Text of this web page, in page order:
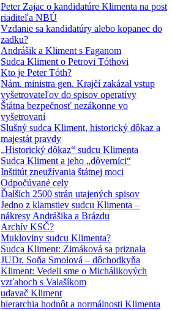
Peter Zajac o kandidatúre Klimenta na post
riaditeľa NBÚ
Vzdanie sa kandidatúry alebo kopanec do
zadku?
Andrášik a Kliment s Faganom
Sudca Kliment o Petrovi Tóthovi
Kto je Peter Tóth?
Nám. ministra gen. Krajčí zakázal vstup
vyšetrovateľov do spisov operatívy
Štátna bezpečnosť nezákonne vo
vyšetrovaní
Slušný sudca Kliment, historický dôkaz a
majestát pravdy
„Historický dôkaz“ sudcu Klimenta
Sudca Kliment a jeho „dôverníci“
Inštitút zneužívania štátnej moci
Odpočúvané cely
Ďalších 2500 strán utajených spisov
Jedno z klamstiev sudcu Klimenta –
nákresy Andrášika a Brázdu
Archív KSČ?
Mukloviny sudcu Klimenta?
Sudca Kliment: Zimáková sa priznala
JUDr. Soňa Smolová – dôchodkyňa
Kliment: Vedeli sme o Michálikových
vzťahoch s Valašíkom
udavač Kliment
hierarchia hodnôt a normálnosti Klimenta